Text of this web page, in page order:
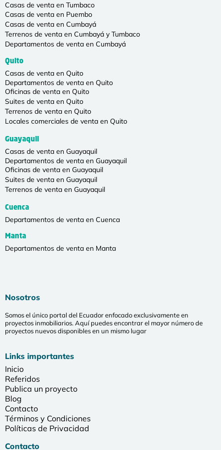
Casas de venta en Tumbaco
Casas de venta en Puembo
Casas de venta en Cumbayá
Terrenos de venta en Cumbayá y Tumbaco
Departamentos de venta en Cumbayá
Quito
Casas de venta en Quito
Departamentos de venta en Quito
Oficinas de venta en Quito
Suites de venta en Quito
Terrenos de venta en Quito
Locales comerciales de venta en Quito
Guayaquil
Casas de venta en Guayaquil
Departamentos de venta en Guayaquil
Oficinas de venta en Guayaquil
Suites de venta en Guayaquil
Terrenos de venta en Guayaquil
Cuenca
Departamentos de venta en Cuenca
Manta
Departamentos de venta en Manta
Nosotros
Somos el único portal del Ecuador enfocado exclusivamente en
proyectos inmobiliarios. Aquí puedes encontrar el mayor número de
proyectos nuevos disponibles en un mismo lugar
Links importantes
Inicio
Referidos
Publica un proyecto
Blog
Contacto
Términos y Condiciones
Políticas de Privacidad
Contacto